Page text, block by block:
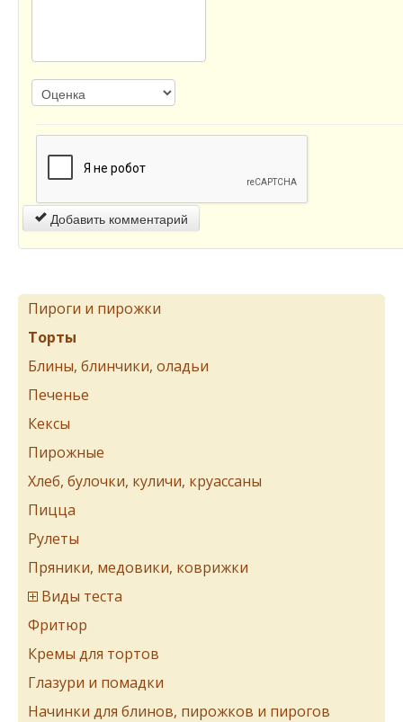
Добавить комментарий
Пироги и пирожки
Торты
Блины, блинчики, оладьи
Печенье
Кексы
Пирожные
Хлеб, булочки, куличи, круассаны
Пицца
Рулеты
Пряники, медовики, коврижки
Виды теста
Фритюр
Кремы для тортов
Глазури и помадки
Начинки для блинов, пирожков и пирогов